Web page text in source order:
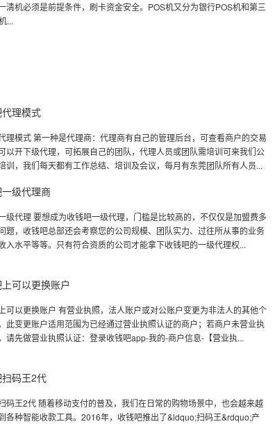
清机必须是前提条件，刷卡资金安全。POS机又分为银行POS机和第三
...
理模式
理模式 第一种是代理商：代理商有自己的管理后台，可查看商户的交易
以开下级代理，可拓展自己的团队，代理人员或团队需培训可来我们公
训，我们每天都有工作总结、培训及会议，每月有东莞团队所有人员...
级代理商
级代理 要想成为收钱吧一级代理，门槛是比较高的，不仅仅是加盟费多
题，收钱吧总部还会考察您的公司规模、团队实力、过往所从事的业务
入水平等等。只有符合资质的公司才能拿下收钱吧的一级代理权...
可以更换账户
可以更换账户 有营业执照，法人账户或对公账户变更为非法人的其他个
此变更账户适用范围为已经通过营业执照认证的商户；若商户未营业执
请先做营业执照认证：登录收钱吧app-我的-商户信息-【营业执...
码王2代
码王2代 随着移动支付的普及，我们在日常的购物场景中，也会越来越
各种智能收款工具。2016年，收钱吧推出了&ldquo;扫码王&rdquo;产